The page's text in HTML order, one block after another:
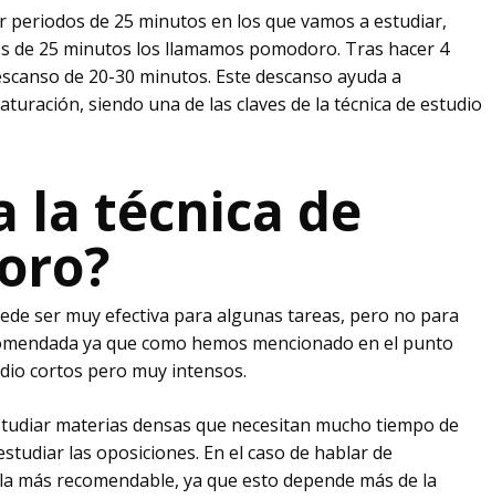
No
de 25 minutos en los que vamos a estudiar,
de 25 minutos los llamamos pomodoro. Tras hacer 4
de 20-30 minutos. Este descanso ayuda a
siendo una de las claves de la técnica de estudio
la técnica de
ser muy efectiva para algunas tareas, pero no para
ya que como hemos mencionado en el punto
cortos pero muy intensos.
materias densas que necesitan mucho tiempo de
las oposiciones. En el caso de hablar de
más recomendable, ya que esto depende más de la